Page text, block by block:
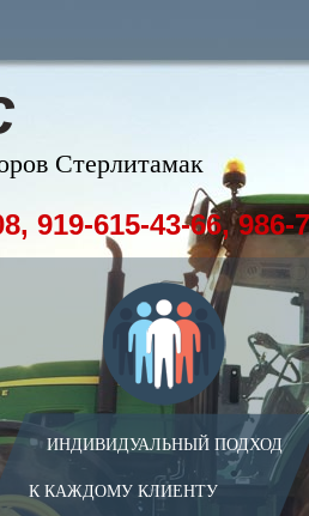
Стерлитамак
ИНДИВИДУАЛЬНЫЙ ПОДХОД
К КАЖДОМУ КЛИЕНТУ
919-615-43-66, 986-